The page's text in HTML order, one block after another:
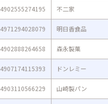
4902555274195 不二家
4971294028079 明日香食品
4902888264658 森永製菓
4907174115393 ドンレミー
4903110566229 山崎製パン